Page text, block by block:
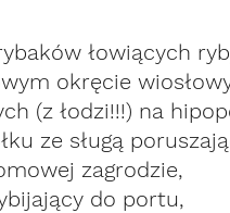
łowiących
okręcie
(z łodzi!!!) na
ze sługą
zagrodzie,
do portu,